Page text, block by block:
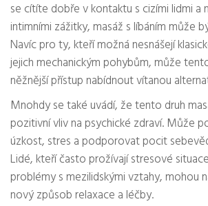
se cítíte dobře v kontaktu s cizími lidmi a
intimními zážitky, masáž s líbáním může
Navíc pro ty, kteří možná nesnášejí
jejich mechanickým pohybům, může
něžnější přístup nabídnout vítanou
Mnohdy se také uvádí, že tento druh
pozitivní vliv na psychické zdraví. Může
úzkost, stres a podporovat pocit
Lidé, kteří často prožívají stresové
problémy s mezilidskými vztahy, mohou
nový způsob relaxace a léčby.